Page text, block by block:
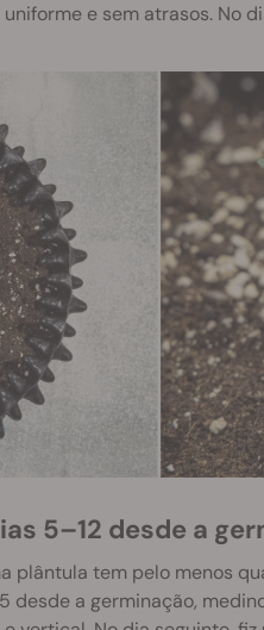
e sem atrasos. No
5–12 desde a
plântula tem pelo menos
desde a germinação,